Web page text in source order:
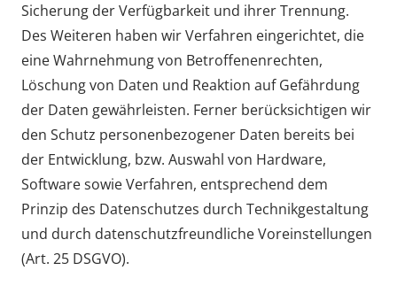
Sicherung der Verfügbarkeit und ihrer Trennung.
Des Weiteren haben wir Verfahren eingerichtet, die
eine Wahrnehmung von Betroffenenrechten,
Löschung von Daten und Reaktion auf Gefährdung
der Daten gewährleisten. Ferner berücksichtigen wir
den Schutz personenbezogener Daten bereits bei
der Entwicklung, bzw. Auswahl von Hardware,
Software sowie Verfahren, entsprechend dem
Prinzip des Datenschutzes durch Technikgestaltung
und durch datenschutzfreundliche Voreinstellungen
(Art. 25 DSGVO).